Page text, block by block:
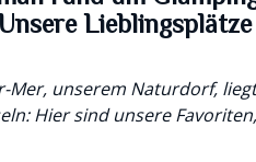
Mer, unserem Naturdorf,
Hier sind unsere